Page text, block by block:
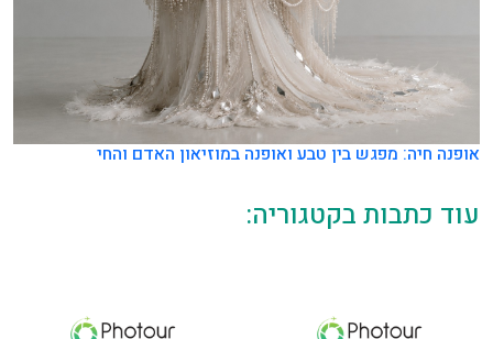
אופנה חיה: מפגש בין טבע ואופנה במוזיאון האדם והחי
עוד כתבות בקטגוריה: